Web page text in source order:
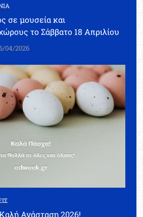
σε μουσεία και
το Σάββατο 18 Απριλίου
04/2026
Ανάσταση 2026!